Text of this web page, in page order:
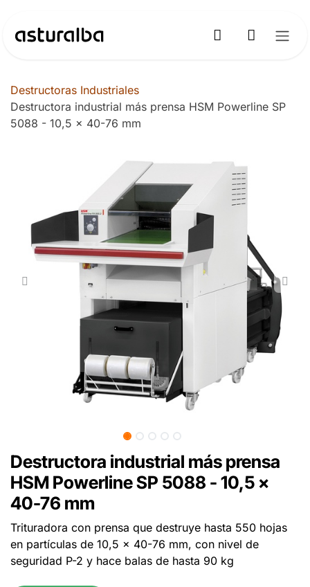
Destructoras Industriales
Destructora industrial más prensa HSM Powerline SP
5088 - 10,5 x 40-76 mm
Destructora industrial más prensa
HSM Powerline SP 5088 - 10,5 x
40-76 mm
Trituradora con prensa que destruye hasta 550 hojas
en partículas de 10,5 x 40-76 mm, con nivel de
seguridad P-2 y hace balas de hasta 90 kg